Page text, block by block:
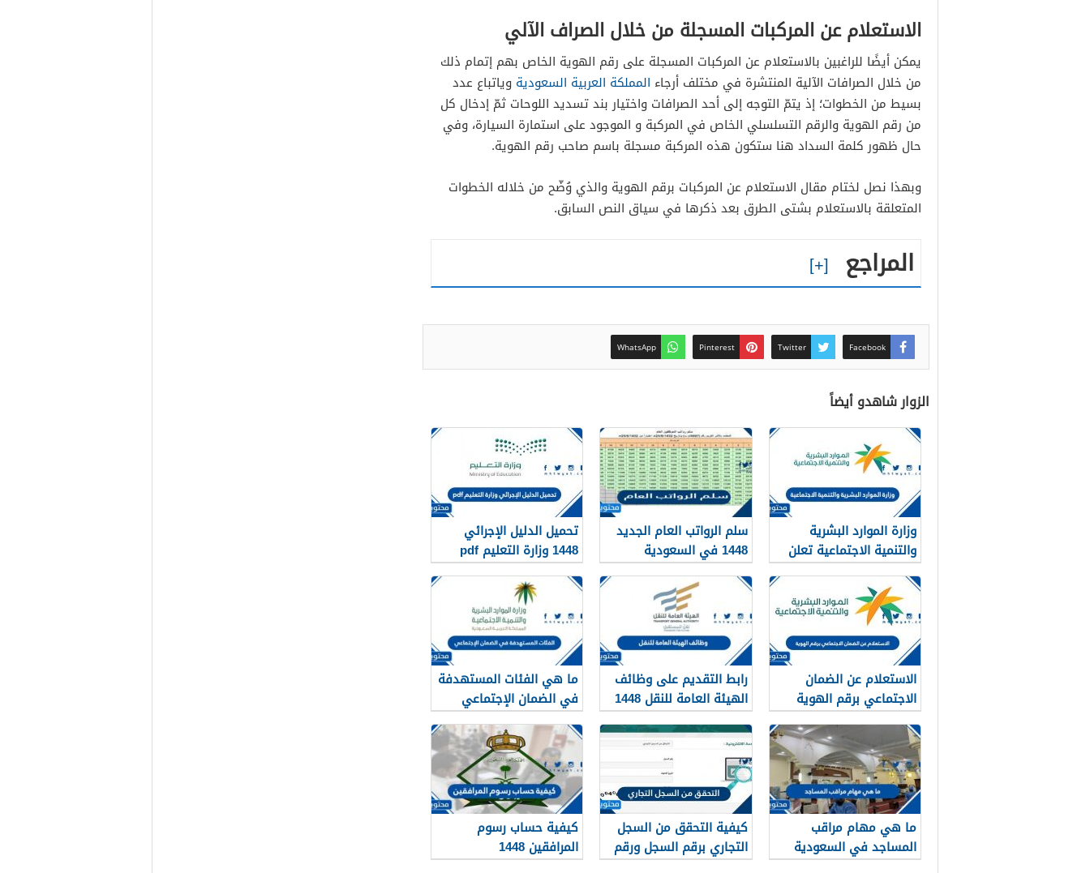
الاستعلام عن المركبات المسجلة من خلال الصراف الآلي
يمكن أيضًا للراغبين بالاستعلام عن المركبات المسجلة على رقم الهوية الخاص بهم إتمام ذلك
من خلال الصرافات الآلية المنتشرة في مختلف أرجاء المملكة العربية السعودية وياتباع عدد
بسيط من الخطوات؛ إذ يتمّ التوجه إلى أحد الصرافات واختيار بند تسديد اللوحات ثمّ إدخال كل
من رقم الهوية والرقم التسلسلي الخاص في المركبة و الموجود على استمارة السيارة، وفي
حال ظهور كلمة السداد هنا ستكون هذه المركبة مسجلة باسم صاحب رقم الهوية.
وبهذا نصل لختام مقال الاستعلام عن المركبات برقم الهوية والذي وُضّح من خلاله الخطوات
المتعلقة بالاستعلام بشتى الطرق بعد ذكرها في سياق النص السابق.
المراجع
Facebook
Twitter
Pinterest
WhatsApp
الزوار شاهدو أيضاً
وزارة الموارد البشرية
والتنمية الاجتماعية تعلن
عن تفعيل نظام الضمان
الاجتماعي المطور والجديد
1448
سلم الرواتب العام الجديد
1448 في السعودية
تحميل الدليل الإجرائي
1448 وزارة التعليم pdf
الاستعلام عن الضمان
الاجتماعي برقم الهوية
1448
رابط التقديم على وظائف
الهيئة العامة للنقل 1448
في الرياض
ما هي الفئات المستهدفة
في الضمان الإجتماعي
الجديد 1448
ما هي مهام مراقب
المساجد في السعودية
1448
كيفية التحقق من السجل
التجاري برقم السجل ورقم
الهوية 1448
كيفية حساب رسوم
المرافقين 1448